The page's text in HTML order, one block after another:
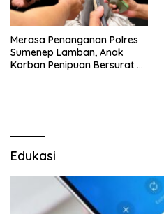
Merasa Penanganan Polres
Sumenep Lamban, Anak
Korban Penipuan Bersurat ke
Edukasi